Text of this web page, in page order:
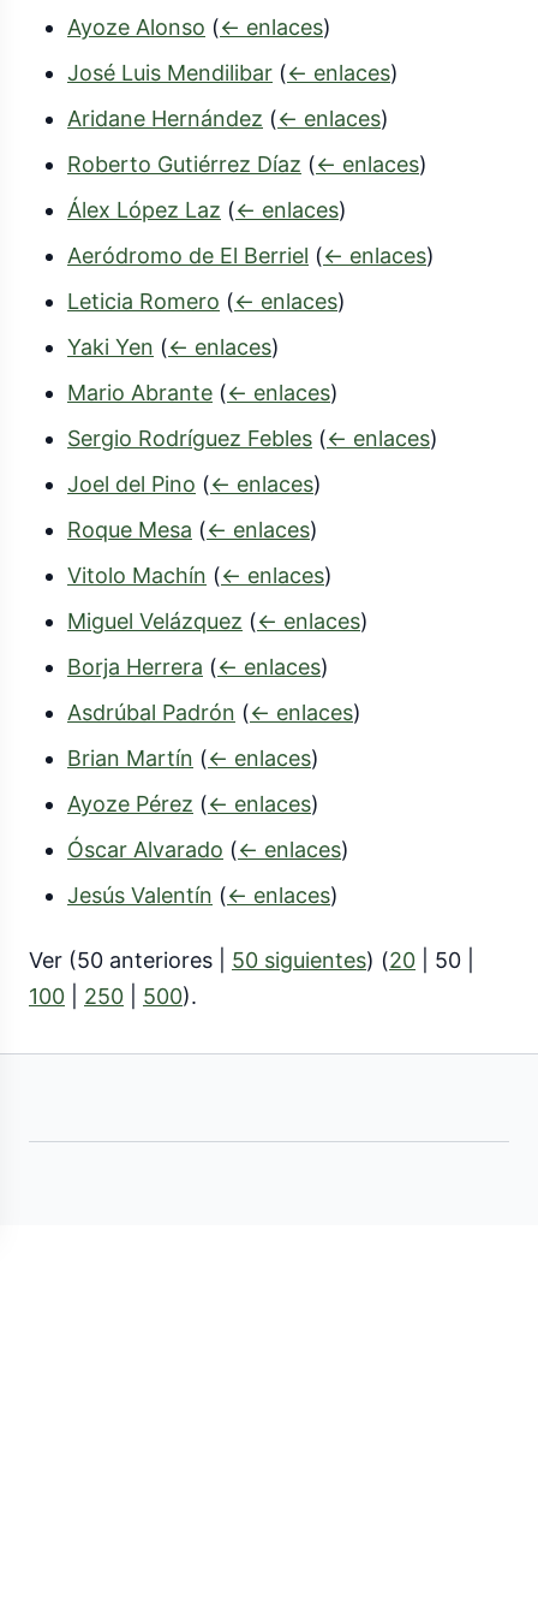
Ayoze Alonso (← enlaces)
José Luis Mendilibar (← enlaces)
Aridane Hernández (← enlaces)
Roberto Gutiérrez Díaz (← enlaces)
Álex López Laz (← enlaces)
Aeródromo de El Berriel (← enlaces)
Leticia Romero (← enlaces)
Yaki Yen (← enlaces)
Mario Abrante (← enlaces)
Sergio Rodríguez Febles (← enlaces)
Joel del Pino (← enlaces)
Roque Mesa (← enlaces)
Vitolo Machín (← enlaces)
Miguel Velázquez (← enlaces)
Borja Herrera (← enlaces)
Asdrúbal Padrón (← enlaces)
Brian Martín (← enlaces)
Ayoze Pérez (← enlaces)
Óscar Alvarado (← enlaces)
Jesús Valentín (← enlaces)
Ver (50 anteriores 50 siguientes) (20 50
100
250 500).